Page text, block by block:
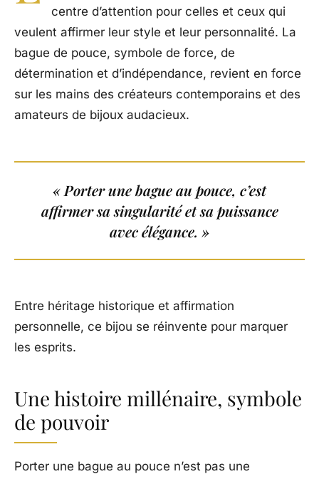
centre d’attention pour celles et ceux qui
veulent affirmer leur style et leur personnalité. La
bague de pouce, symbole de force, de
détermination et d’indépendance, revient en force
sur les mains des créateurs contemporains et des
amateurs de bijoux audacieux.
« Porter une bague au pouce, c’est
affirmer sa singularité et sa puissance
avec élégance. »
Entre héritage historique et affirmation
personnelle, ce bijou se réinvente pour marquer
les esprits.
Une histoire millénaire, symbole
de pouvoir
Porter une bague au pouce n’est pas une